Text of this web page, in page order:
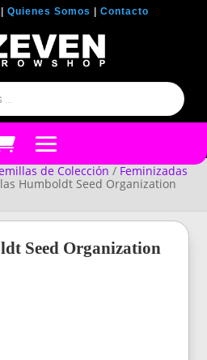
Quienes Somos Contacto
de Colección / Feminizadas
Humboldt Seed Organization
Seed Organization